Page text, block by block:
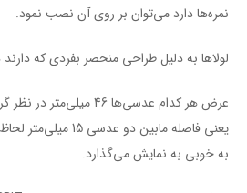
نمره‌ها دارد می‌توان بر روی آن نصب نمود.
لولاها به دلیل طراحی منحصر بفردی که
عرض هر کدام عدسی‌ها 46
یعنی فاصله مابین دو
به خوبی به نمایش می‌گذارد.